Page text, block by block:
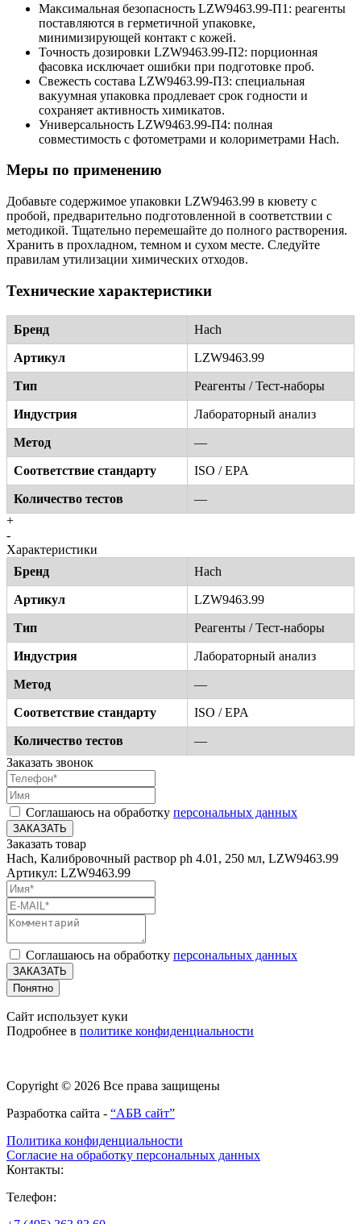
Максимальная безопасность LZW9463.99-П1: реагенты
поставляются в герметичной упаковке,
минимизирующей контакт с кожей.
Точность дозировки LZW9463.99-П2: порционная
фасовка исключает ошибки при подготовке проб.
Свежесть состава LZW9463.99-П3: специальная
вакуумная упаковка продлевает срок годности и
сохраняет активность химикатов.
Универсальность LZW9463.99-П4: полная
совместимость с фотометрами и колориметрами Hach.
Меры по применению
Добавьте содержимое упаковки LZW9463.99 в кювету с
пробой, предварительно подготовленной в соответствии с
методикой. Тщательно перемешайте до полного растворения.
Хранить в прохладном, темном и сухом месте. Следуйте
правилам утилизации химических отходов.
Технические характеристики
Бренд Hach
Артикул LZW9463.99
Тип Реагенты / Тест-наборы
Индустрия Лабораторный анализ
Метод —
Соответствие стандарту ISO / EPA
Количество тестов
—
+
-
Характеристики
Бренд
Hach
Артикул LZW9463.99
Тип Реагенты / Тест-наборы
Индустрия Лабораторный анализ
Метод —
Соответствие стандарту ISO / EPA
Количество тестов
—
Заказать звонок
Соглашаюсь на обработку персональных данных
ЗАКАЗАТЬ
Заказать товар
Hach, Калибровочный раствор ph 4.01, 250 мл, LZW9463.99
Артикул: LZW9463.99
Соглашаюсь на обработку персональных данных
ЗАКАЗАТЬ
Понятно
Сайт использует куки
Подробнее в политике конфиденциальности
Copyright © 2026 Все права защищены
Разработка сайта - “АБВ сайт”
Политика конфиденциальности
Согласие на обработку персональных данных
Контакты:
Телефон: